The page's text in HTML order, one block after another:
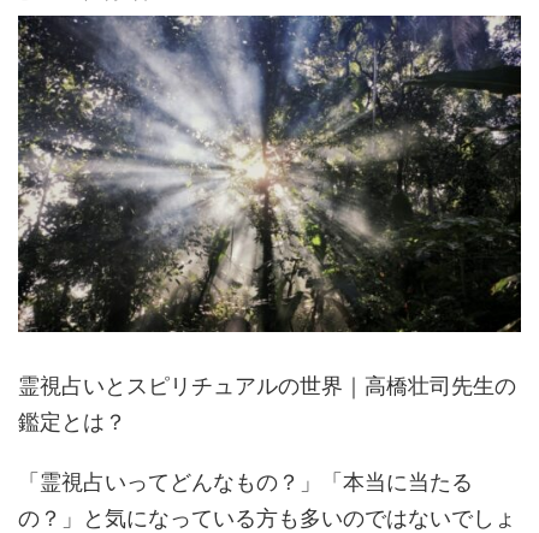
霊視占いとスピリチュアルの世界｜高橋壮司先生の
鑑定とは？
「霊視占いってどんなもの？」「本当に当たる
の？」と気になっている方も多いのではないでしょ